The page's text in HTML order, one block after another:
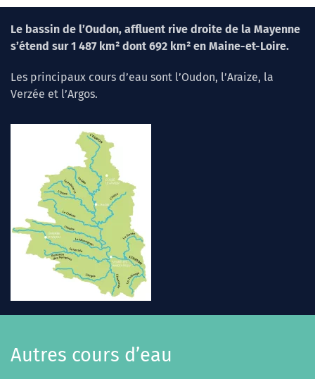
Le bassin de l’Oudon, affluent rive droite de la Mayenne
s’étend sur 1 487 km² dont 692 km² en Maine-et-Loire.
Les principaux cours d’eau sont l’Oudon, l’Araize, la
Verzée et l’Argos.
Autres cours d’eau